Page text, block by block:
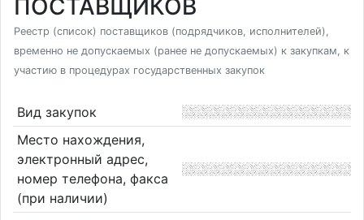
ПОСТАВЩИКОВ
Реестр (список) поставщиков (подрядчиков, исполнителей),
временно не допускаемых (ранее не допускаемых) к закупкам, к
участию в процедурах государственных закупок
Вид закупок
Место нахождения,
электронный адрес,
номер телефона, факса
(при наличии)